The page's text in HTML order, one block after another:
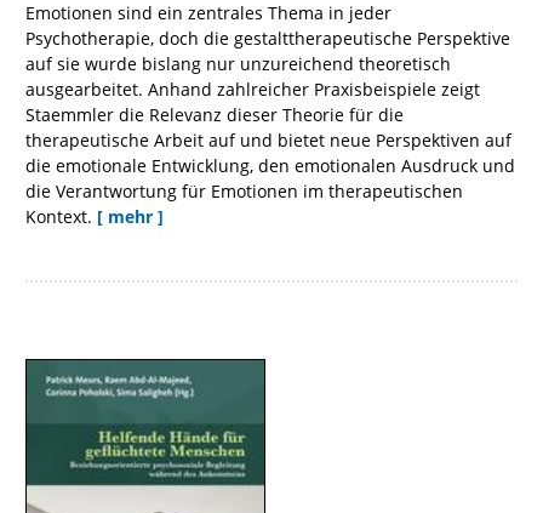
Emotionen sind ein zentrales Thema in jeder
Psychotherapie, doch die gestalttherapeutische Perspektive
auf sie wurde bislang nur unzureichend theoretisch
ausgearbeitet. Anhand zahlreicher Praxisbeispiele zeigt
Staemmler die Relevanz dieser Theorie für die
therapeutische Arbeit auf und bietet neue Perspektiven auf
die emotionale Entwicklung, den emotionalen Ausdruck und
die Verantwortung für Emotionen im therapeutischen
Kontext. [ mehr ]